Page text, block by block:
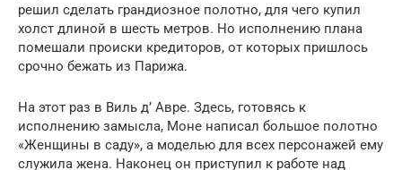
решил сделать грандиозное полотно, для чего купил
холст длиной в шесть метров. Но исполнению плана
помешали происки кредиторов, от которых пришлось
срочно бежать из Парижа.
На этот раз в Виль д’ Авре. Здесь, готовясь к
исполнению замысла, Моне написал большое полотно
«Женщины в саду», а моделью для всех персонажей ему
служила жена. Наконец он приступил к работе над